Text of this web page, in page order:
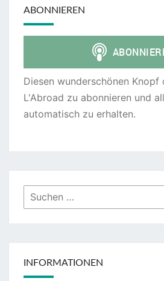
ABONNIEREN
Diesen wunderschönen Knopf
L'Abroad zu abonnieren und
automatisch zu erhalten.
Suchen
nach:
INFORMATIONEN